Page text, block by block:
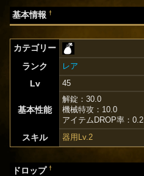
基本情報†
カテゴリー
ランク
レア
Lv 45
基本性能
解錠：30.0
機械特攻：10.0
アイテムDROP率：0.2
スキル 器用Lv.2
ドロップ†